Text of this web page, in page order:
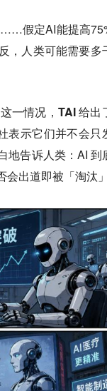
假定AI能提高
，人类可能需要多
一情况，TAI 给出
表示它们并不会只
地告诉人类：AI 到
出道即被「淘汰